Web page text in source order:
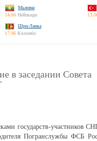
Мьянма
14:06 Нейпьидо
Шри-Ланка
17:06 Коломбо
в заседании Совета
государств-участников
Погранслужбы ФСБ